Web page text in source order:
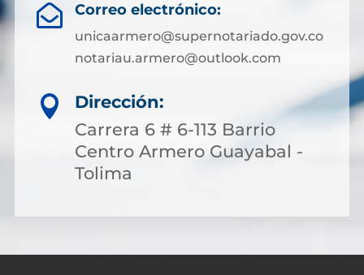
 Correo electrónico:
unicaarmero@supernotariado.gov.co
notariau.armero@outlook.com

Dirección:
Carrera 6 # 6-113 Barrio
Centro Armero Guayabal -
Tolima